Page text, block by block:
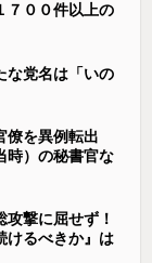
７００件以上の
な党名は「いの
僚を異例転出
時）の秘書官な
攻撃に屈せず！
けるべきか』は